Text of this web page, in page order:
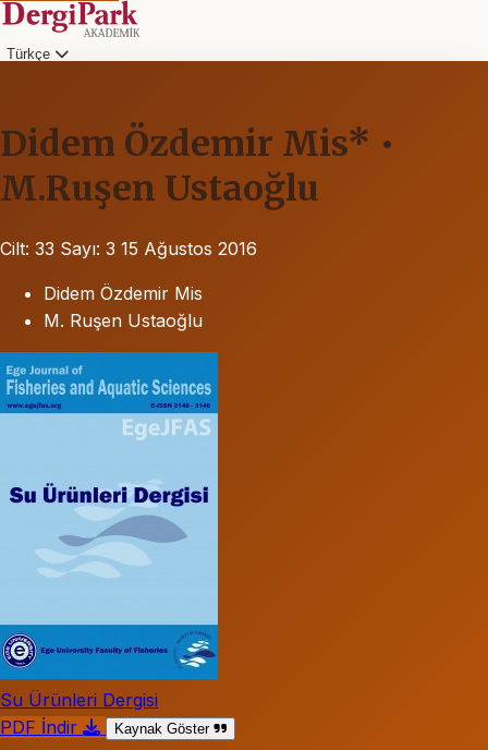
Türkçe
Didem Özdemir Mis* •
M.Ruşen Ustaoğlu
Cilt: 33 Sayı: 3 15 Ağustos 2016
Didem Özdemir Mis
M. Ruşen Ustaoğlu
Su Ürünleri Dergisi
PDF İndir
Kaynak Göster